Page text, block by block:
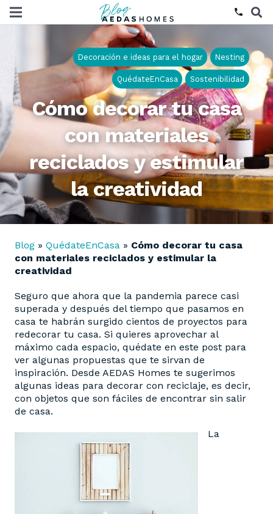
phone
Decoración e ideas para el hogar Nesting
QuédateEnCasa Sostenibilidad
Cómo decorar tu casa
con materiales
reciclados y estimular
la creatividad
Blog » QuédateEnCasa » Cómo decorar tu casa
con materiales reciclados y estimular la
creatividad
Seguro que ahora que la pandemia parece casi
superada y después del tiempo que pasamos en
casa te habrán surgido cientos de proyectos para
redecorar tu casa. Si quieres aprovechar al
máximo cada espacio, quédate en este post para
ver algunas propuestas que te sirvan de
inspiración. Desde AEDAS Homes te sugerimos
algunas ideas para decorar con reciclaje, es decir,
con objetos que son fáciles de encontrar sin salir
de casa.
La